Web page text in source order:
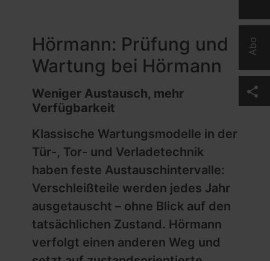
Abo
share
Hörmann: Prüfung und
Wartung bei Hörmann
Weniger Austausch, mehr
Verfügbarkeit
Klassische Wartungsmodelle in der
Tür-, Tor- und Verladetechnik
haben feste Aus­tauschintervalle:
Verschleißteile werden jedes Jahr
ausgetauscht – ohne Blick auf den
tatsächlichen Zustand. Hörmann
verfolgt einen anderen Weg und